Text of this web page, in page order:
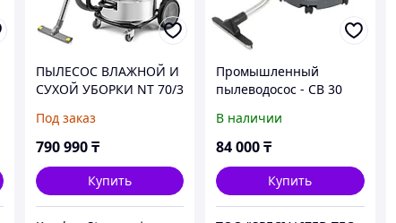
ПЫЛЕСОС ВЛАЖНОЙ И
СУХОЙ УБОРКИ NT 70/3
Под заказ
790 990₸
Купить
Промышленный
пылеводосос - CB 30
В наличии
84 000₸
Купить